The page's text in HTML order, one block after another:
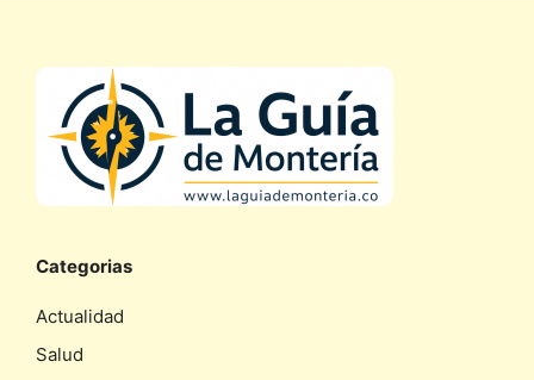
Categorias
Actualidad
Salud